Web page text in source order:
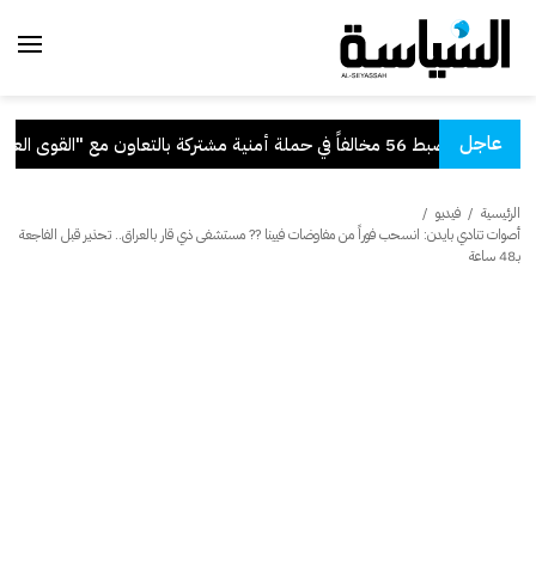
عاجل
ضبط 56 مخالفاً في حملة أمنية مشتركة بالتعاون مع "القوى العاملة"
الرئيسية / فيديو /
أصوات تنادي بايدن: انسحب فوراً من مفاوضات فيينا ?? مستشفى ذي قار بالعراق.. تحذير قبل الفاجعة
بـ48 ساعة